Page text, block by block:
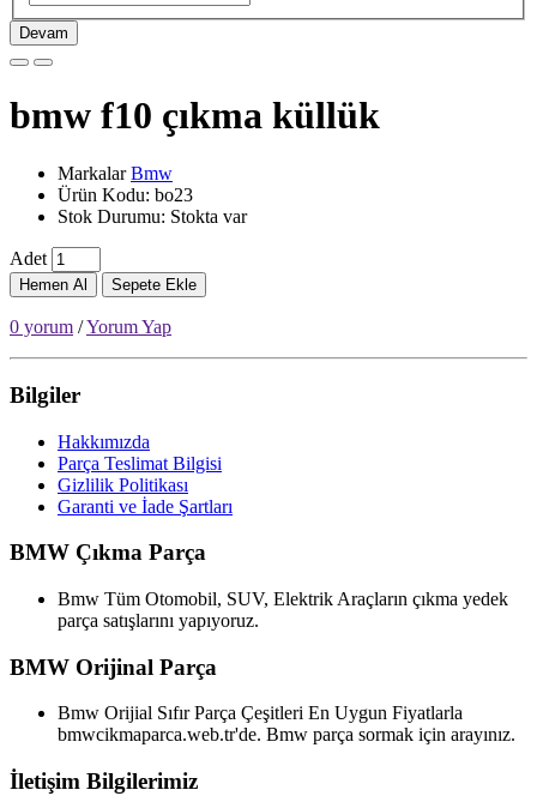
Devam
bmw f10 çıkma küllük
MarkalarBmw
Ürün Kodu: bo23
Stok Durumu: Stokta var
Adet
Hemen Al Sepete Ekle
0 yorum /Yorum Yap
Bilgiler
Hakkımızda
Parça Teslimat Bilgisi
Gizlilik Politikası
Garanti ve İade Şartları
BMW Çıkma Parça
Bmw Tüm Otomobil, SUV, Elektrik Araçların çıkma yedek
parça satışlarını yapıyoruz.
BMW Orijinal Parça
Bmw Orijial Sıfır Parça Çeşitleri En Uygun Fiyatlarla
bmwcikmaparca.web.tr'de. Bmw parça sormak için arayınız.
İletişim Bilgilerimiz